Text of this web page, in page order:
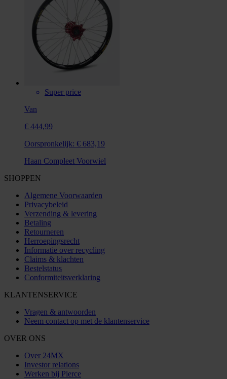
Super price
Van
€ 444,99
Oorspronkelijk: € 683,19
Haan Compleet Voorwiel
SHOPPEN
Algemene Voorwaarden
Privacybeleid
Verzending & levering
Betaling
Retourneren
Herroepingsrecht
Informatie over recycling
Claims & klachten
Bestelstatus
Conformiteitsverklaring
KLANTENSERVICE
Vragen & antwoorden
Neem contact op met de klantenservice
OVER ONS
Over 24MX
Investor relations
Werken bij Pierce